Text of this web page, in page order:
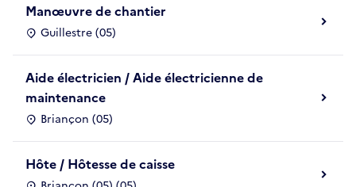
Manœuvre de chantier
Guillestre (05)
Aide électricien / Aide électricienne de
maintenance
Briançon (05)
Hôte / Hôtesse de caisse